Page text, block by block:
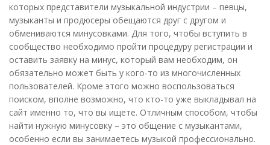
которых представители музыкальной индустрии – певцы,
музыканты и продюсеры обещаются друг с другом и
обмениваются минусовками. Для того, чтобы вступить в
сообщество необходимо пройти процедуру регистрации и
оставить заявку на минус, который вам необходим, он
обязательно может быть у кого-то из многочисленных
пользователей. Кроме этого можно воспользоваться
поиском, вполне возможно, что кто-то уже выкладывал на
сайт именно то, что вы ищете. Отличным способом, чтобы
найти нужную минусовку – это общение с музыкантами,
особенно если вы занимаетесь музыкой профессионально.